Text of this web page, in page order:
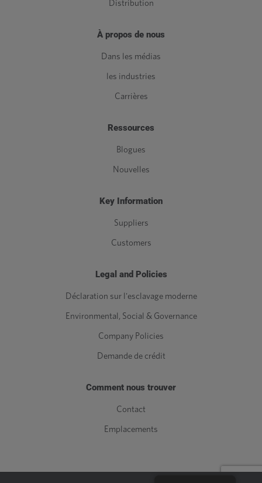
Distribution
À propos de nous
Dans les médias
les industries
Carrières
Ressources
Blogues
Nouvelles
Key Information
Suppliers
Customers
Legal and Policies
Déclaration sur l'esclavage moderne
Environmental, Social & Governance
Company Policies
Demande de crédit
Comment nous trouver
Contact
Emplacements